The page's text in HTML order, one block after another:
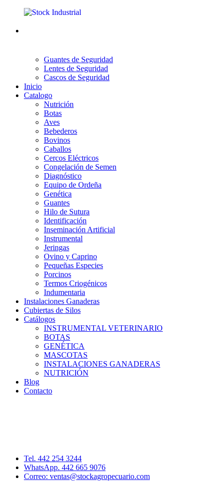
Guantes de Seguridad
Lentes de Seguridad
Cascos de Seguridad
Inicio
Catalogo
Nutrición
Botas
Aves
Bebederos
Bovinos
Caballos
Cercos Eléctricos
Congelación de Semen
Diagnóstico
Equipo de Ordeña
Genética
Guantes
Hilo de Sutura
Identificación
Inseminación Artificial
Instrumental
Jeringas
Ovino y Caprino
Pequeñas Especies
Porcinos
Termos Criogénicos
Indumentaria
Instalaciones Ganaderas
Cubiertas de Silos
Catálogos
INSTRUMENTAL VETERINARIO
BOTAS
GENÉTICA
MASCOTAS
INSTALACIONES GANADERAS
NUTRICIÓN
Blog
Contacto
Tel. 442 254 3244
WhatsApp. 442 665 9076
Correo: ventas@stockagropecuario.com